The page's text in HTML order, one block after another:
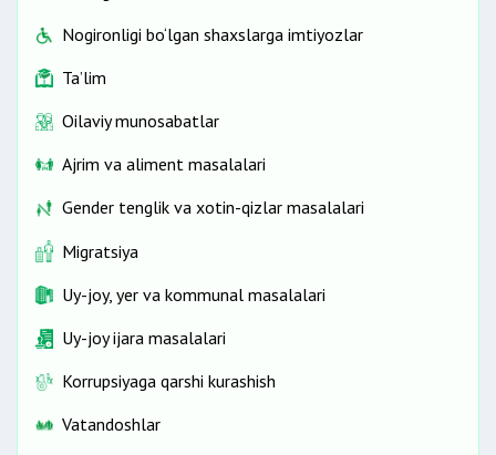
Nogironligi bo‘lgan shaxslarga imtiyozlar
Ta’lim
Oilaviy munosabatlar
Ajrim va aliment masalalari
Gender tenglik va xotin-qizlar masalalari
Migratsiya
Uy-joy, yer va kommunal masalalari
Uy-joy ijara masalalari
Korrupsiyaga qarshi kurashish
Vatandoshlar